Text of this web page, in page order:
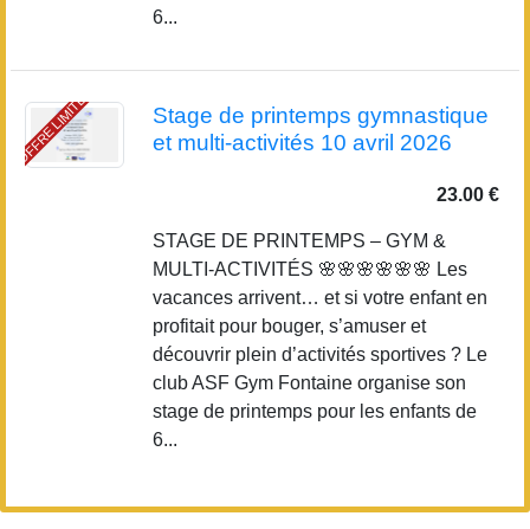
6...
OFFRE LIMITÉE
Stage de printemps gymnastique
et multi-activités 10 avril 2026
23.00 €
STAGE DE PRINTEMPS – GYM &
MULTI-ACTIVITÉS 🌸🌸🌸🌸🌸🌸 Les
vacances arrivent… et si votre enfant en
profitait pour bouger, s’amuser et
découvrir plein d’activités sportives ? Le
club ASF Gym Fontaine organise son
stage de printemps pour les enfants de
6...